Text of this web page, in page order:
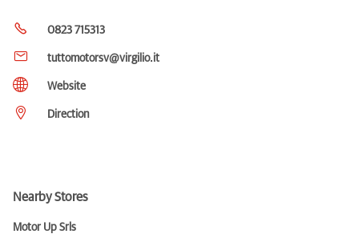
0823 715313
tuttomotorsv@virgilio.it
Website
Direction
Nearby Stores
Motor Up Srls